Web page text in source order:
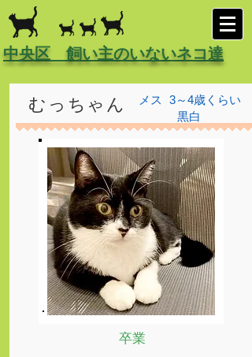
中央区 飼い主のいないネコ達
メス
むっちゃん
3～4歳くらい
黒白
卒業